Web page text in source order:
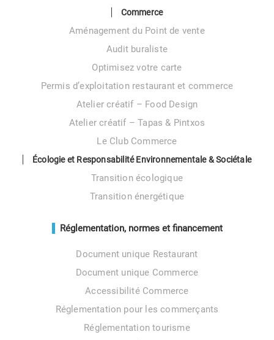
Commerce
Aménagement du Point de vente
Audit buraliste
Optimisez votre carte
Permis d’exploitation restaurant et commerce
Atelier créatif – Food Design
Atelier créatif – Tapas & Pintxos
Le Club Commerce
Écologie et Responsabilité Environnementale & Sociétale
Transition écologique
Transition énergétique
Réglementation, normes et financement
Document unique Restaurant
Document unique Commerce
Accessibilité Commerce
Réglementation pour les commerçants
Réglementation tourisme